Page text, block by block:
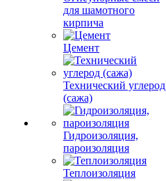
для шамотного
кирпича
Цемент
Технический углерод
(сажа)
Гидроизоляция,
пароизоляция
Теплоизоляция